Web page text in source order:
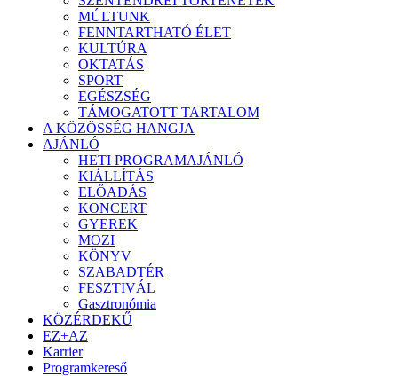
MÚLTUNK
FENNTARTHATÓ ÉLET
KULTÚRA
OKTATÁS
SPORT
EGÉSZSÉG
TÁMOGATOTT TARTALOM
A KÖZÖSSÉG HANGJA
AJÁNLÓ
HETI PROGRAMAJÁNLÓ
KIÁLLÍTÁS
ELŐADÁS
KONCERT
GYEREK
MOZI
KÖNYV
SZABADTÉR
FESZTIVÁL
Gasztronómia
KÖZÉRDEKŰ
EZ+AZ
Karrier
Programkereső